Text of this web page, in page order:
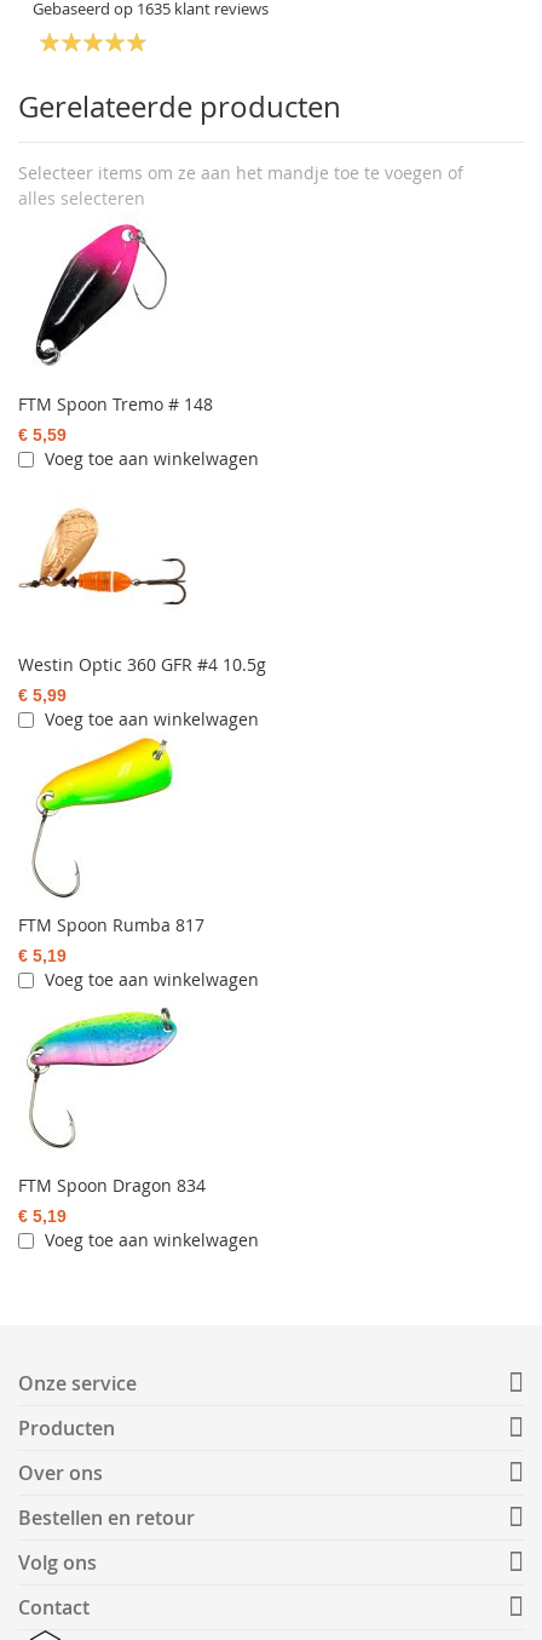
Gebaseerd op 1635 klant reviews
Gerelateerde producten
Selecteer items om ze aan het mandje toe te voegen of
alles selecteren
FTM Spoon Tremo # 148
€ 5,59
Voeg toe aan winkelwagen
Westin Optic 360 GFR #4 10.5g
€ 5,99
Voeg toe aan winkelwagen
FTM Spoon Rumba 817
€ 5,19
Voeg toe aan winkelwagen
FTM Spoon Dragon 834
€ 5,19
Voeg toe aan winkelwagen
Onze service
Producten
Over ons
Bestellen en retour
Volg ons
Contact